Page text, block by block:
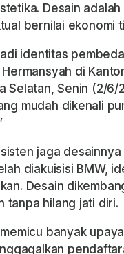
Desain adalah
bernilai ekonomi
identitas
di Kantor
Selatan, Senin (2/6/
mudah dikenali
jaga
diakuisisi BMW,
Desain
tanpa hilang jati diri.
banyak